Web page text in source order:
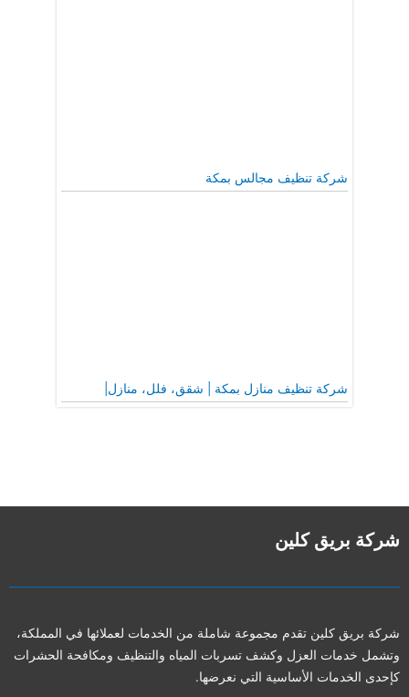
شركة تنظيف مجالس بمكة
شركة تنظيف منازل بمكة | شقق، فلل، منازل|
شركة بريق كلين
شركة بريق كلين تقدم مجموعة شاملة من الخدمات لعملائها في المملكة،
وتشمل خدمات العزل وكشف تسربات المياه والتنظيف ومكافحة الحشرات
كإحدى الخدمات الأساسية التي نعرضها.